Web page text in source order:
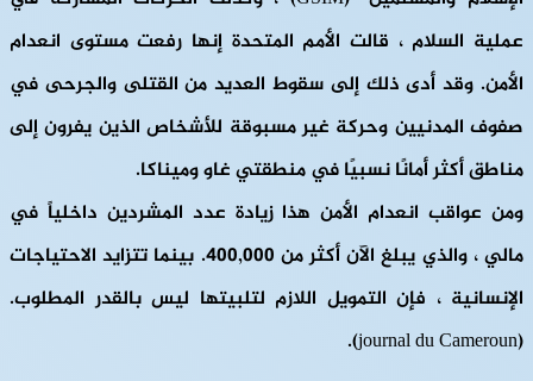
عملية السلام ، قالت الأمم المتحدة إنها رفعت مستوى انعدام
الأمن. وقد أدى ذلك إلى سقوط العديد من القتلى والجرحى في
صفوف المدنيين وحركة غير مسبوقة للأشخاص الذين يفرون إلى
مناطق أكثر أمانًا نسبيًا في منطقتي غاو وميناكا.
ومن عواقب انعدام الأمن هذا زيادة عدد المشردين داخلياً في
مالي ، والذي يبلغ الآن أكثر من 400,000. بينما تتزايد الاحتياجات
الإنسانية ، فإن التمويل اللازم لتلبيتها ليس بالقدر المطلوب.
(journal du Cameroun).